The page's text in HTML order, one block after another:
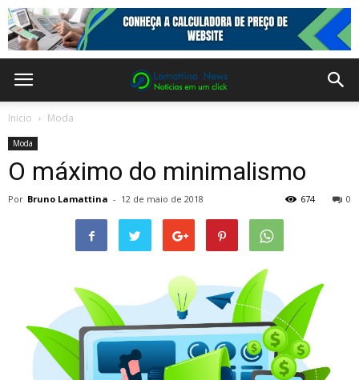
Inicio Moda
Moda
O máximo do minimalismo
Por Bruno Lamattina - 12 de maio de 2018 0
674